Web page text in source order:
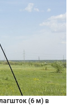
(6 м) в